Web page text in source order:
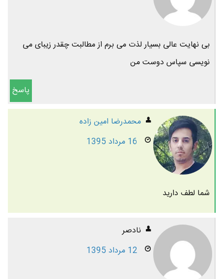
بی نهایت عالی بسیار لذت می برم از مطالبت چقدر زیبای می
نویسی سپاس دوست من
پاسخ
محمدرضا امين زاده
16 مرداد 1395
شما لطف دارید
نادصر
12 مرداد 1395